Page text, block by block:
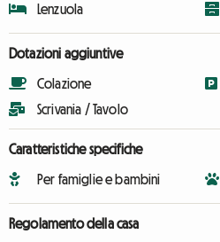
Lenzuola
Dotazioni aggiuntive
Colazione
Scrivania / Tavolo
Caratteristiche specifiche
Per famiglie e bambini
Regolamento della casa